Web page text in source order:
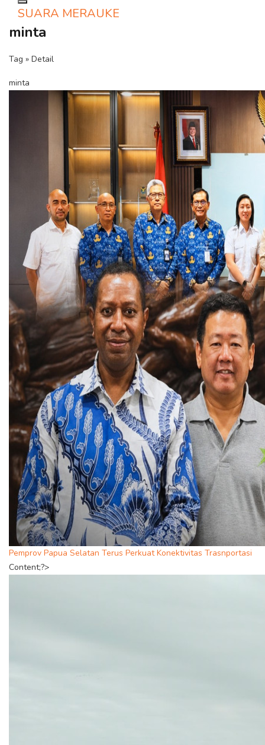
Toggle navigation
SUARA MERAUKE
minta
Tag » Detail
minta
Pemprov Papua Selatan Terus Perkuat Konektivitas Trasnportasi
Content;?>